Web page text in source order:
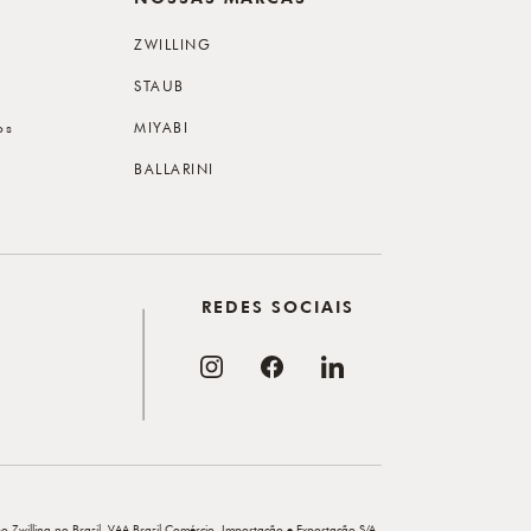
ZWILLING
STAUB
MIYABI
BALLARINI
REDES SOCIAIS